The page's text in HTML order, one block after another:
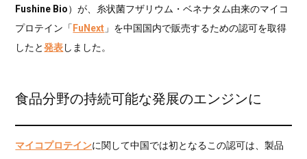
Fushine Bio）が、糸状菌フザリウム・ベネナタム由来のマイコ
プロテイン「 FuNext 」を中国国内で販売するための認可を取得
したと発表しました。
食品分野の持続可能な発展のエンジンに
マイコプロテインに関して中国では初となるこの認可は、製品